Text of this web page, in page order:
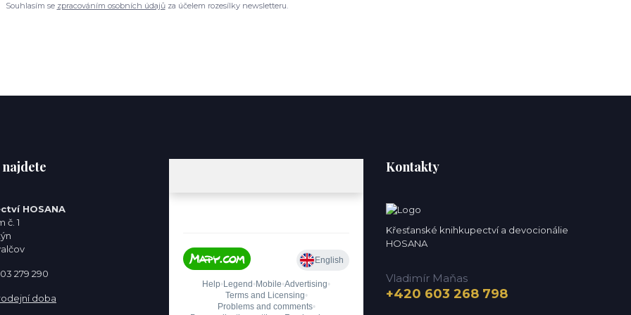
Souhlasím se zpracováním osobních údajůza účelem rozesílky newsletteru.
HOSANA
č. 1
279 290
doba
Kontakty
Křesťanské knihkupectví a devocionálie
HOSANA
Vladimír Maňas
+420 603 268 798